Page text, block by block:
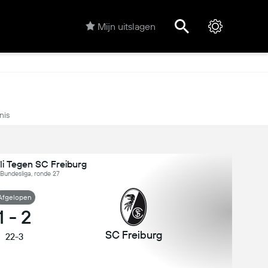
Mijn uitslagen
Tegen SC Freiburg
ronde 27
- 2
22-3 SC Freiburg